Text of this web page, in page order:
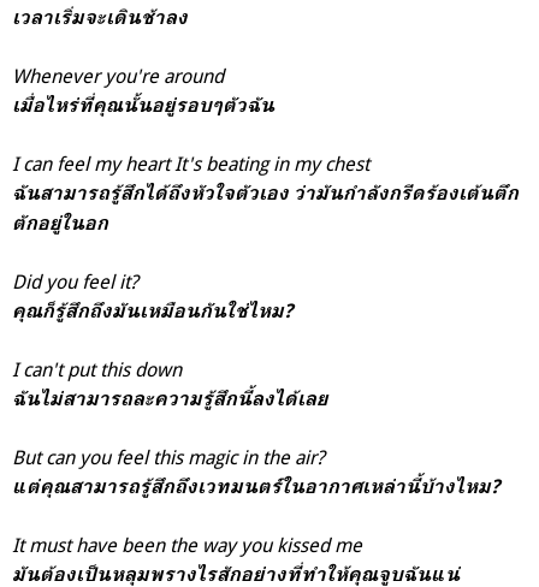
เวลาเริ่มจะเดินช้าลง
Whenever you're around
เมื่อไหร่ที่คุณนั้นอยู่รอบๆตัวฉัน
I can feel my heart It's beating in my chest
ฉันสามารถรู้สึกได้ถึงหัวใจตัวเอง ว่ามันกำลังกรีดร้องเต้นตึก
ตักอยู่ในอก
Did you feel it?
คุณก็รู้สึกถึงมันเหมือนกันใช่ไหม?
I can't put this down
ฉันไม่สามารถละความรู้สึกนี้ลงได้เลย
But can you feel this magic in the air?
แต่คุณสามารถรู้สึกถึงเวทมนตร์ในอากาศเหล่านี้บ้างไหม?
It must have been the way you kissed me
มันต้องเป็นหลุมพรางไรสักอย่างที่ทำให้คุณจูบฉันแน่